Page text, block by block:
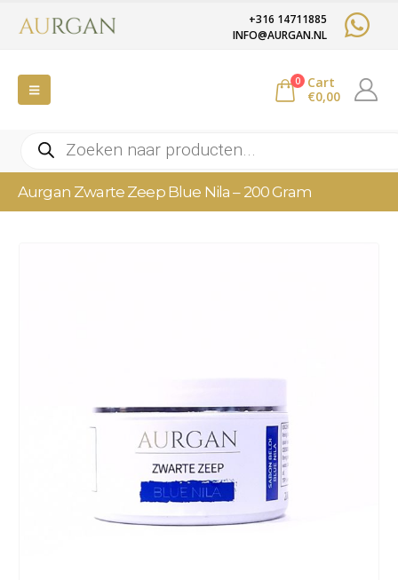
+316 14711885
INFO@AURGAN.NL
0
Cart
€0,00
Producten
zoeken
Aurgan Zwarte Zeep Blue Nila – 200 Gram